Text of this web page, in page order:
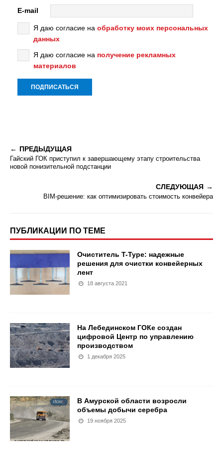
E-mail
Я даю согласие на обработку моих персональных
данных
Я даю согласие на получение рекламных
материалов
ПРЕДЫДУЩАЯ
Гайский ГОК приступил к завершающему этапу строительства
новой понизительной подстанции
СЛЕДУЮЩАЯ
BIM-решение: как оптимизировать стоимость конвейера
ПУБЛИКАЦИИ ПО ТЕМЕ
Очиститель T-Type: надежные
решения для очистки конвейерных
лент
18 августа 2021
На Лебединском ГОКе создан
цифровой Центр по управлению
производством
1 декабря 2025
В Амурской области возросли
объемы добычи серебра
19 ноября 2025